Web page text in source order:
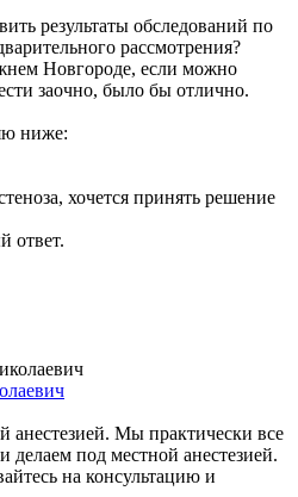
результаты обследований по
рассмотрения?
Новгороде, если можно
заочно, было бы отлично.
ниже:
хочется принять решение
ответ.
анестезией. Мы практически все
делаем под местной анестезией.
на консультацию и